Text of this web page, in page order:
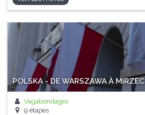
POLSKA - DE WARSZAWA À MIRZEC
Vagabondages
9 étapes